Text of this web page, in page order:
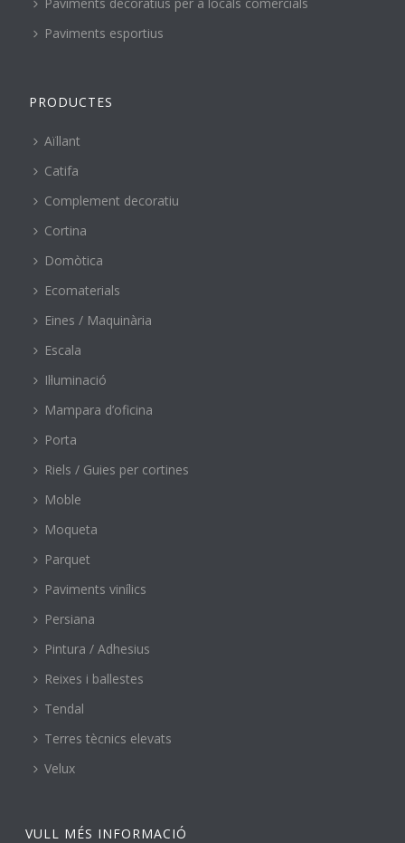
Paviments esportius
PRODUCTES
Aïllant
Catifa
Complement decoratiu
Cortina
Domòtica
Ecomaterials
Eines / Maquinària
Escala
Il·luminació
Mampara d’oficina
Porta
Riels / Guies per cortines
Moble
Moqueta
Parquet
Paviments vinílics
Persiana
Pintura / Adhesius
Reixes i ballestes
Tendal
Terres tècnics elevats
Velux
VULL MÉS INFORMACIÓ